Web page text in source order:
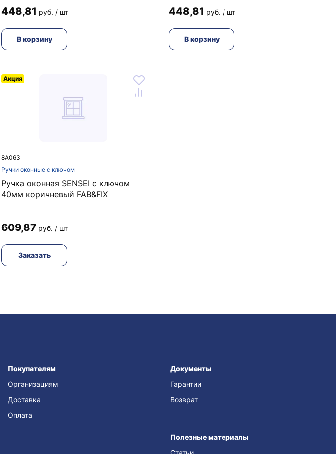
448,81 руб. / шт
В корзину
448,81 руб. / шт
В корзину
8A063
Ручки оконные с ключом
Акция
Ручка оконная SENSEI с ключом
40мм коричневый FAB&FIX
609,87 руб. / шт
Заказать
Покупателям
Организациям
Доставка
Оплата
Документы
Гарантии
Возврат
Полезные материалы
Статьи